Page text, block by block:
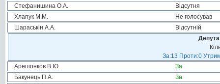
Стефанишина О.А.
Відсутня
Хлапук М.М.
Не голосував
Шараськін А.А.
Відсутній
За:13 Проти:0
Арешонков В.Ю.
За
Бакунець П.А.
За